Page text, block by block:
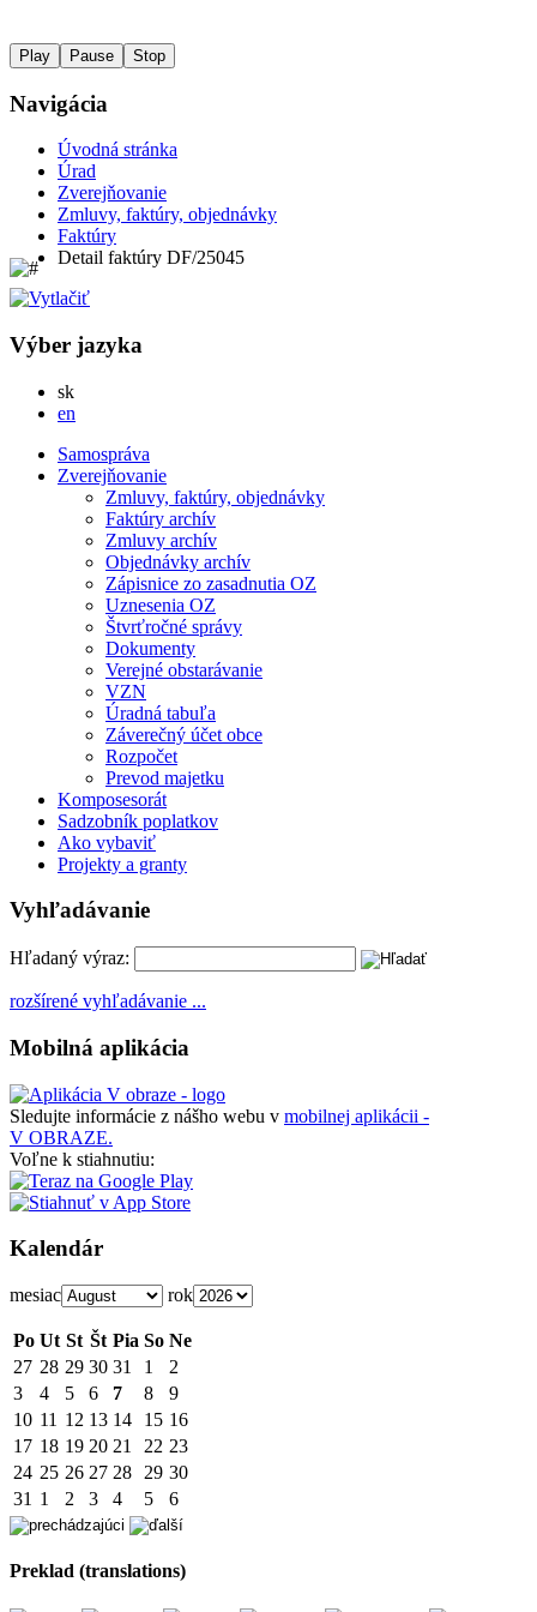
Play Pause Stop
Navigácia
Úvodná stránka
Úrad
Zverejňovanie
Zmluvy, faktúry, objednávky
Faktúry
Detail faktúry DF/25045
Výber jazyka
skSlovensky
en
Samospráva
Zverejňovanie
Zmluvy, faktúry, objednávky
Faktúry archív
Zmluvy archív
Objednávky archív
Zápisnice zo zasadnutia OZ
Uznesenia OZ
Štvrťročné správy
Dokumenty
Verejné obstarávanie
VZN
Úradná tabuľa
Záverečný účet obce
Rozpočet
Prevod majetku
Komposesorát
Sadzobník poplatkov
Ako vybaviť
Projekty a granty
Vyhľadávanie
Hľadaný výraz:
rozšírené vyhľadávanie ...
Mobilná aplikácia
Sledujte informácie z nášho webu v mobilnej aplikácii -
V OBRAZE.
Voľne k stiahnutiu:
Kalendár
mesiac rok
Po Ut St Št Pia So Ne
27 28 29 30 31 1
2
3
4 5 6 7 8
9
10 11 12 13 14 15 16
17 18 19 20 21 22 23
24 25 26 27 28 29 30
31 1 2 3 4 5 6
Preklad (translations)